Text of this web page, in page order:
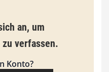
an, um
verfassen.
Konto?